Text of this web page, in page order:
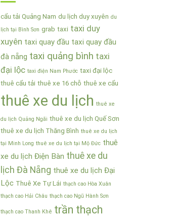
cẩu tải Quảng Nam du lịch duy xuyên du
lịch tại Bình Sơn grab taxi taxi duy
xuyên taxi quay đầu taxi quay đầu
đà nẵng taxi quảng bình taxi
đại lộc taxi điện Nam Phước taxi đại lộc
thuê cẩu tải thuê xe 16 chỗ thuê xe cẩu
thuê xe du lịch thuê xe
du lịch Quảng Ngãi thuê xe du lịch Quế Sơn
thuê xe du lịch Thăng Bình thuê xe du lịch
tại Minh Long thuê xe du lịch tại Mộ Đức thuê
xe du lịch Điện Bàn thuê xe du
lịch Đà Nẵng thuê xe du lịch Đại
Lộc Thuê Xe Tự Lái thạch cao Hòa Xuân
thạch cao Hải Châu thạch cao Ngũ Hành Sơn
thạch cao Thanh Khê trần thạch